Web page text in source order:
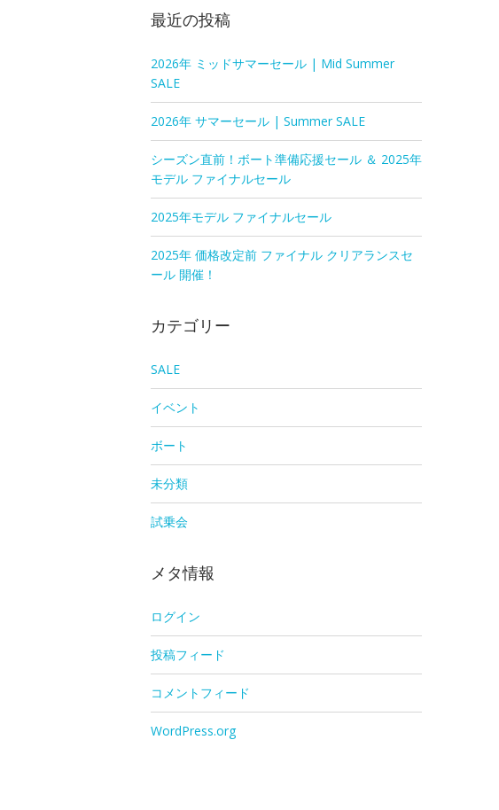
最近の投稿
2026年 ミッドサマーセール | Mid Summer
SALE
2026年 サマーセール | Summer SALE
シーズン直前！ボート準備応援セール ＆ 2025年
モデル ファイナルセール
2025年モデル ファイナルセール
2025年 価格改定前 ファイナル クリアランスセ
ール 開催！
カテゴリー
SALE
イベント
ボート
未分類
試乗会
メタ情報
ログイン
投稿フィード
コメントフィード
WordPress.org